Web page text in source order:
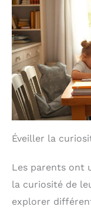
Éveiller la
Les parents ont
la curiosité de
explorer